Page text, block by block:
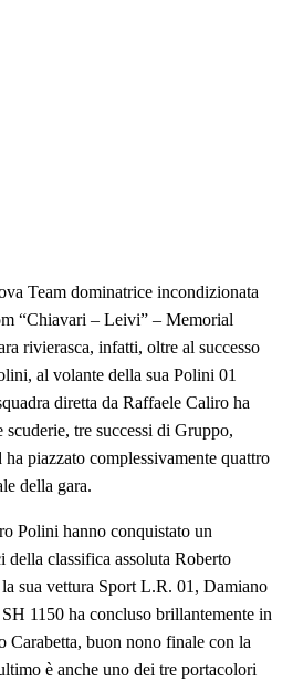
Team dominatrice incondizionata
“Chiavari – Leivi” – Memorial
rivierasca, infatti, oltre al successo
al volante della sua Polini 01
diretta da Raffaele Caliro ha
tre successi di Gruppo,
piazzato complessivamente quattro
della gara.
Polini hanno conquistato un
classifica assoluta Roberto
sua vettura Sport L.R. 01, Damiano
1150 ha concluso brillantemente in
Carabetta, buon nono finale con la
è anche uno dei tre portacolori